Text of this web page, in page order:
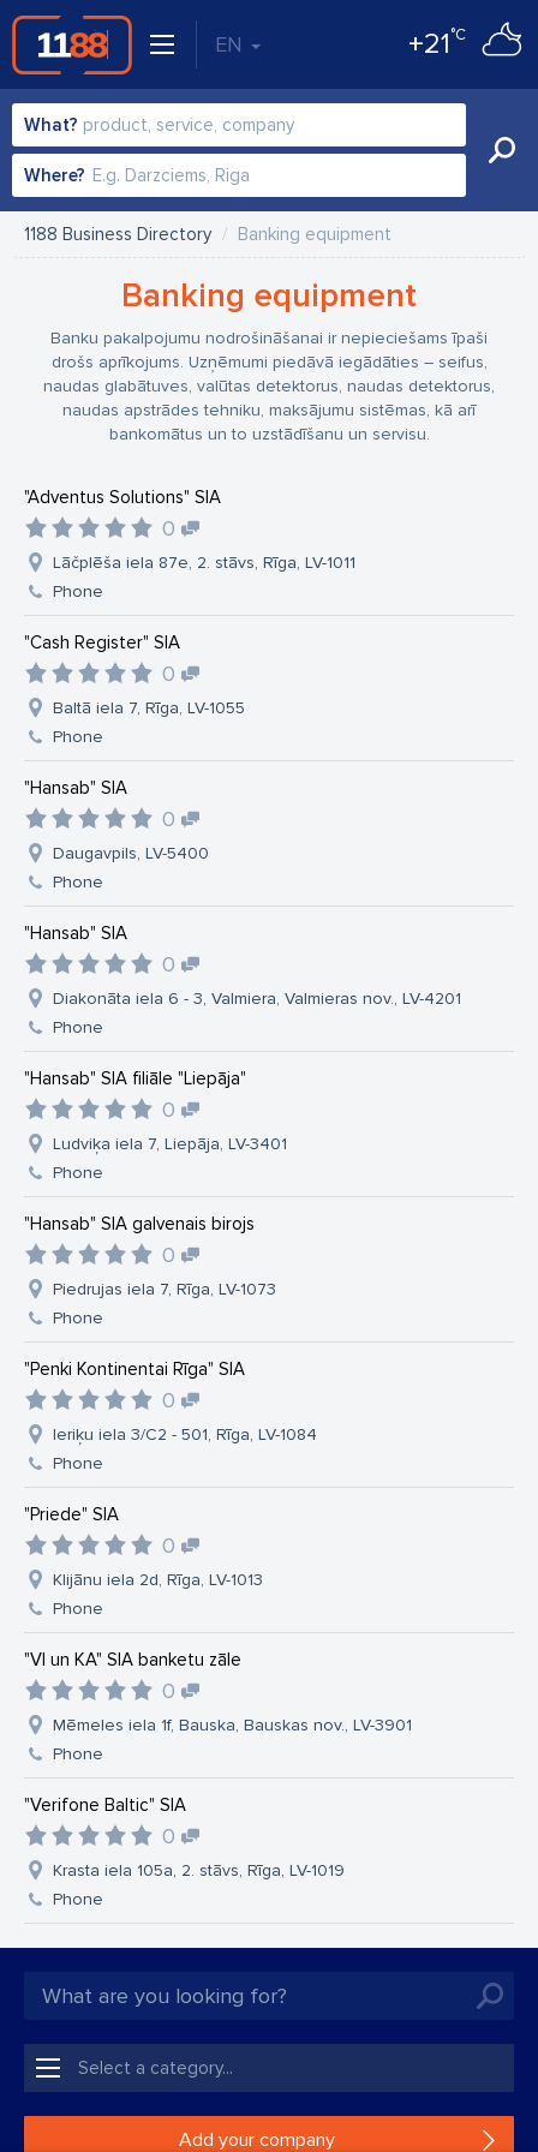
EN +21°C
What?
Where?
1188 Business Directory Banking equipment
Banking equipment
Banku pakalpojumu nodrošināšanai ir nepieciešams īpaši
drošs aprīkojums. Uzņēmumi piedāvā iegādāties – seifus,
naudas glabātuves, valūtas detektorus, naudas detektorus,
naudas apstrādes tehniku, maksājumu sistēmas, kā arī
bankomātus un to uzstādīšanu un servisu.
"Adventus Solutions" SIA
0
Lāčplēša iela 87e, 2. stāvs, Rīga, LV-1011
Phone
"Cash Register" SIA
0
Baltā iela 7, Rīga, LV-1055
Phone
"Hansab" SIA
0
Daugavpils, LV-5400
Phone
"Hansab" SIA
0
Diakonāta iela 6 - 3, Valmiera, Valmieras nov., LV-4201
Phone
"Hansab" SIA filiāle "Liepāja"
0
Ludviķa iela 7, Liepāja, LV-3401
Phone
"Hansab" SIA galvenais birojs
0
Piedrujas iela 7, Rīga, LV-1073
Phone
"Penki Kontinentai Rīga" SIA
0
Ieriķu iela 3/C2 - 501, Rīga, LV-1084
Phone
"Priede" SIA
0
Klijānu iela 2d, Rīga, LV-1013
Phone
"VI un KA" SIA banketu zāle
0
Mēmeles iela 1f, Bauska, Bauskas nov., LV-3901
Phone
"Verifone Baltic" SIA
0
Krasta iela 105a, 2. stāvs, Rīga, LV-1019
Phone
Add your company